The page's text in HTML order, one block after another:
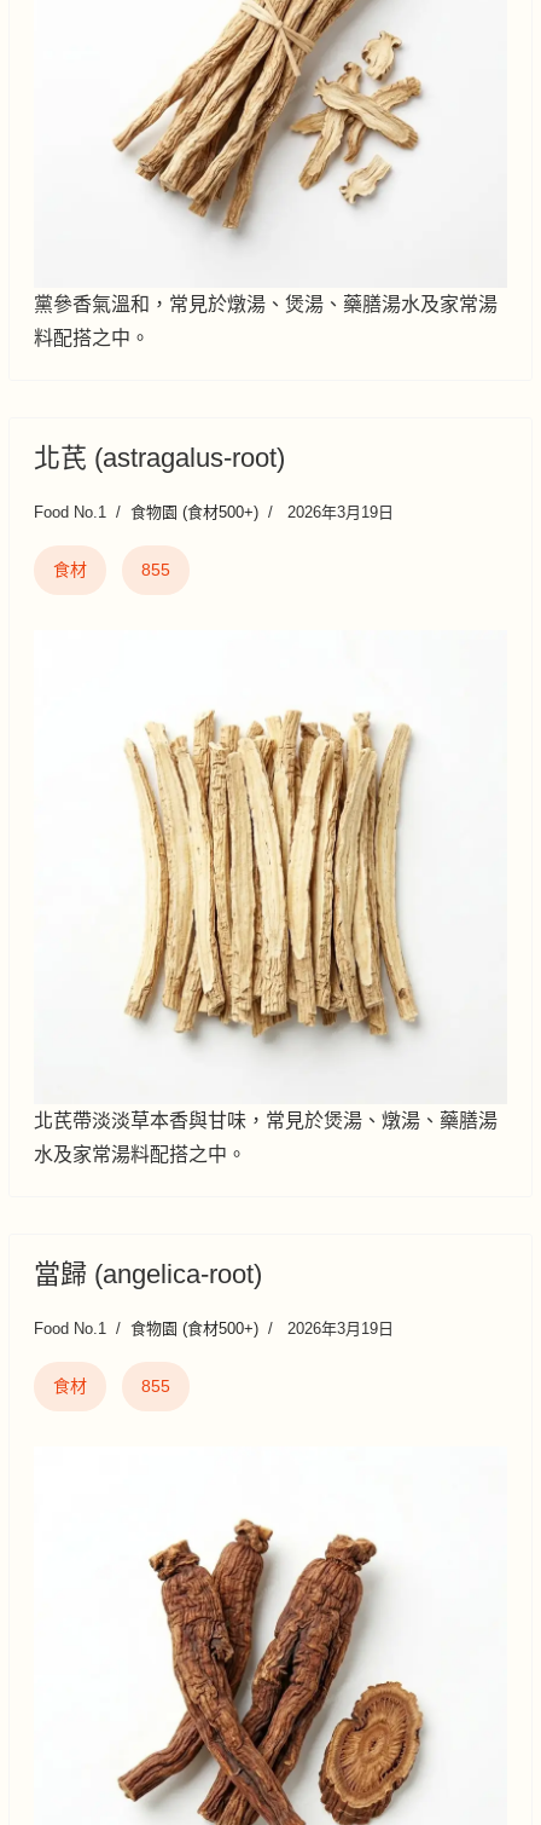
黨參香氣溫和，常見於燉湯、煲湯、藥膳湯水及家常湯
料配搭之中。
北芪 (astragalus-root)
Food No.1 食物園 (食材500+) 2026年3月19日
食材 855
北芪帶淡淡草本香與甘味，常見於煲湯、燉湯、藥膳湯
水及家常湯料配搭之中。
當歸 (angelica-root)
Food No.1 食物園 (食材500+) 2026年3月19日
食材 855